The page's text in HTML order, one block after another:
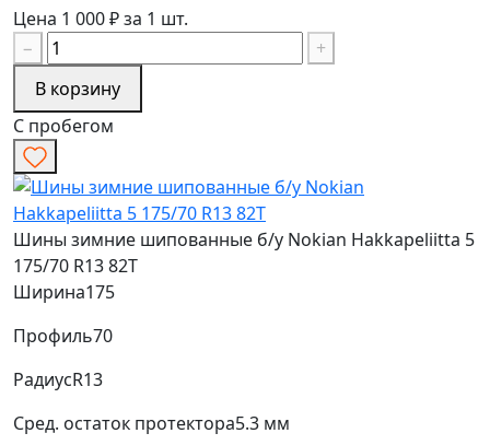
Цена 1 000 ₽ за 1 шт.
−
+
В корзину
С пробегом
Шины зимние шипованные б/у Nokian Hakkapeliitta 5
175/70 R13 82T
Ширина175
Профиль70
РадиусR13
Сред. остаток протектора5.3 мм